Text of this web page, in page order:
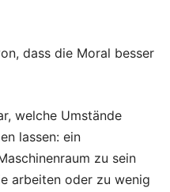
dass die Moral besser
welche Umstände
lassen: ein
zu sein
arbeiten oder zu wenig